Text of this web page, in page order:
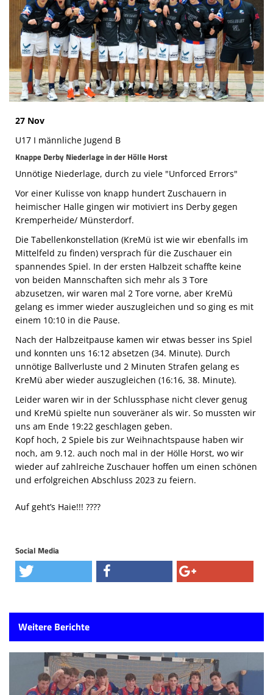
Die SpecialHaie
Teams
Trainer
ALLE SPIELE
NEWSLETTER
DIE HAIE I Intern
Partner
27 Nov
U17 I männliche Jugend B
Knappe Derby Niederlage in der Hölle Horst
Unnötige Niederlage, durch zu viele "Unforced Errors"
Vor einer Kulisse von knapp hundert Zuschauern in
heimischer Halle gingen wir motiviert ins Derby gegen
Kremperheide/ Münsterdorf.
Die Tabellenkonstellation (KreMü ist wie wir ebenfalls im
Mittelfeld zu finden) versprach für die Zuschauer ein
spannendes Spiel. In der ersten Halbzeit schaffte keine
von beiden Mannschaften sich mehr als 3 Tore
abzusetzen, wir waren mal 2 Tore vorne, aber KreMü
gelang es immer wieder auszugleichen und so ging es mit
einem 10:10 in die Pause.
Nach der Halbzeitpause kamen wir etwas besser ins Spiel
und konnten uns 16:12 absetzen (34. Minute). Durch
unnötige Ballverluste und 2 Minuten Strafen gelang es
KreMü aber wieder auszugleichen (16:16, 38. Minute).
Leider waren wir in der Schlussphase nicht clever genug
und KreMü spielte nun souveräner als wir. So mussten wir
uns am Ende 19:22 geschlagen geben.
Kopf hoch, 2 Spiele bis zur Weihnachtspause haben wir
noch, am 9.12. auch noch mal in der Hölle Horst, wo wir
wieder auf zahlreiche Zuschauer hoffen um einen schönen
und erfolgreichen Abschluss 2023 zu feiern.
Auf geht’s Haie!!! ????
Social Media
Weitere Berichte